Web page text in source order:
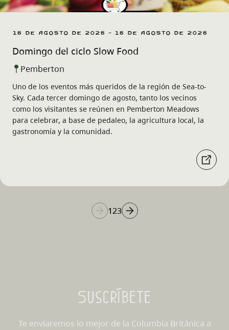
16 de agosto de 2026 - 16 de agosto de 2026
Domingo del ciclo Slow Food
Pemberton
Uno de los eventos más queridos de la región de Sea-to-
Sky. Cada tercer domingo de agosto, tanto los vecinos
como los visitantes se reúnen en Pemberton Meadows
para celebrar, a base de pedaleo, la agricultura local, la
gastronomía y la comunidad.
123
Suscríbete
Te enviaremos lo mejor de la Columbia Británica a